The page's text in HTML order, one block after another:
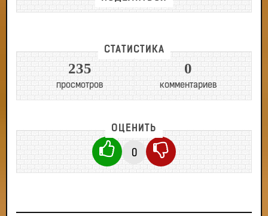
СТАТИСТИКА
235
просмотров
0
комментариев
ОЦЕНИТЬ
0